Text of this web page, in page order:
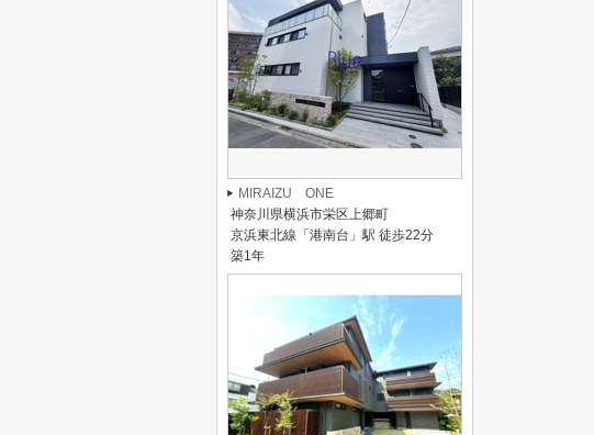
MIRAIZU ONE
神奈川県横浜市栄区上郷町
京浜東北線「港南台」駅 徒歩22分
築1年